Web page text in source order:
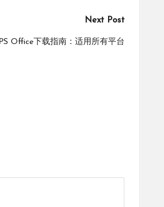
Next Post
Office下载指南：适用所有平台